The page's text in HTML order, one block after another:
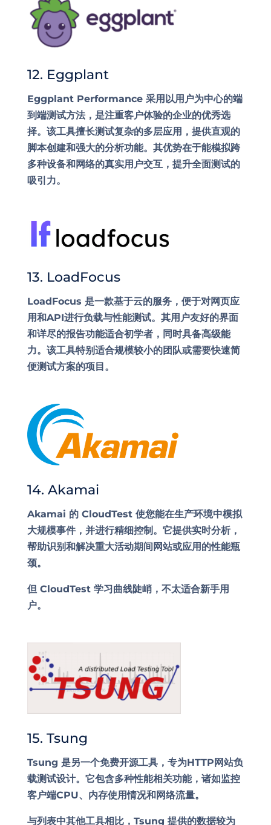
12. Eggplant
Eggplant Performance 采用以用户为中心的端
到端测试方法，是注重客户体验的企业的优秀选
择。该工具擅长测试复杂的多层应用，提供直观的
脚本创建和强大的分析功能。其优势在于能模拟跨
多种设备和网络的真实用户交互，提升全面测试的
吸引力。
13. LoadFocus
LoadFocus 是一款基于云的服务，便于对网页应
用和API进行负载与性能测试。其用户友好的界面
和详尽的报告功能适合初学者，同时具备高级能
力。该工具特别适合规模较小的团队或需要快速简
便测试方案的项目。
14. Akamai
Akamai 的 CloudTest 使您能在生产环境中模拟
大规模事件，并进行精细控制。它提供实时分析，
帮助识别和解决重大活动期间网站或应用的性能瓶
颈。
但 CloudTest 学习曲线陡峭，不太适合新手用
户。
15. Tsung
Tsung 是另一个免费开源工具，专为HTTP网站负
载测试设计。它包含多种性能相关功能，诸如监控
客户端CPU、内存使用情况和网络流量。
与列表中其他工具相比，Tsung 提供的数据较为